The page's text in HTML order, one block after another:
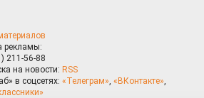
рекламы:
211-56-88
на новости: RSS
в соцсетях: «Телеграм», «ВКонтакте»,